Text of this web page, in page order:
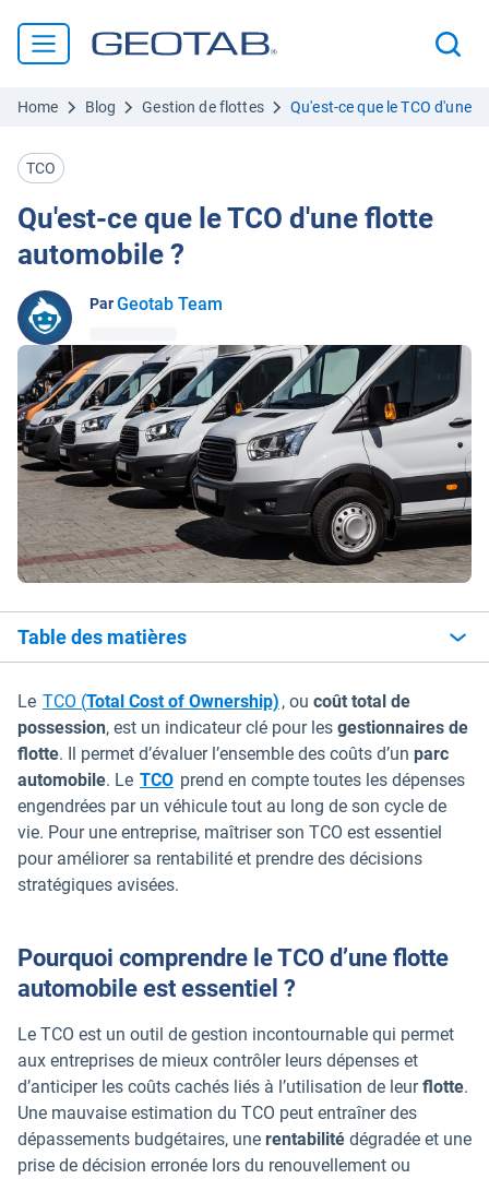
Home Blog Gestion de flottes Qu'est-ce que le TCO d'une
TCO
Qu'est-ce que le TCO d'une flotte
automobile ?
ParGeotab Team
Table des matières
Le TCO (Total Cost of Ownership) , ou coût total de
possession, est un indicateur clé pour les gestionnaires de
flotte. Il permet d’évaluer l’ensemble des coûts d’un parc
automobile. Le TCO prend en compte toutes les dépenses
engendrées par un véhicule tout au long de son cycle de
vie. Pour une entreprise, maîtriser son TCO est essentiel
pour améliorer sa rentabilité et prendre des décisions
stratégiques avisées.
Pourquoi comprendre le TCO d’une flotte
automobile est essentiel ?
Le TCO est un outil de gestion incontournable qui permet
aux entreprises de mieux contrôler leurs dépenses et
d’anticiper les coûts cachés liés à l’utilisation de leurflotte.
Une mauvaise estimation du TCO peut entraîner des
dépassements budgétaires, une rentabilité dégradée et une
prise de décision erronée lors du renouvellement ou